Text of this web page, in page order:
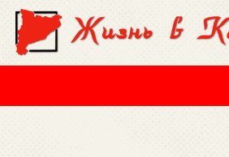
Перейти к основному содержанию